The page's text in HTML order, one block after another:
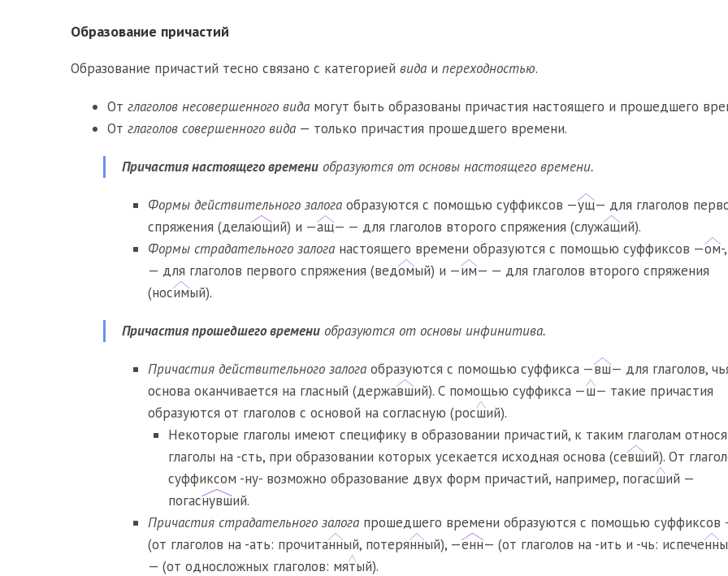
Образование причастий
Образование причастий тесно связано с категорией вида и переходностью.
От глаголов несовершенного вида могут быть образованы причастия настоящего и прошедшего
От глаголов совершенного вида — только причастия прошедшего времени.
Причастия настоящего времени образуются от основы настоящего времени.
Формы действительного залога образуются с помощью суффиксов —ущ— для глаголов
спряжения (делающий) и —ащ— — для глаголов второго спряжения (служащий).
Формы страдательного залога настоящего времени образуются с помощью суффиксов —ом
— для глаголов первого спряжения (ведомый) и —им— — для глаголов второго спряжения
(носимый).
Причастия прошедшего времени образуются от основы инфинитива.
Причастия действительного залога образуются с помощью суффикса —вш— для глаголов,
основа оканчивается на гласный (державший). С помощью суффикса —ш— такие причастия
образуются от глаголов с основой на согласную (росший).
Некоторые глаголы имеют специфику в образовании причастий, к таким глаголам
глаголы на -сть, при образовании которых усекается исходная основа (севший). От
суффиксом -ну- возможно образование двух форм причастий, например, погасший —
погаснувший.
Причастия страдательного залога прошедшего времени образуются с помощью суффиксов
(от глаголов на -ать: прочитанный, потерянный), —енн— (от глаголов на -ить и -чь: испеченн
— (от односложных глаголов: мятый).